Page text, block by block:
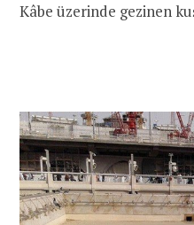
Kâbe üzerinde gezinen